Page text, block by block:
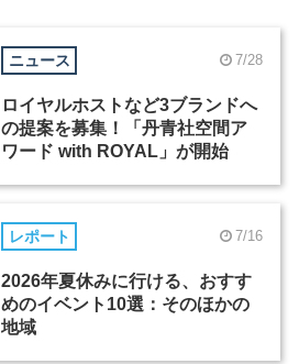
ニュース 7/28
ロイヤルホストなど3ブランドへ
の提案を募集！「丹青社空間ア
ワード with ROYAL」が開始
レポート 7/16
2026年夏休みに行ける、おすす
めのイベント10選：そのほかの
地域